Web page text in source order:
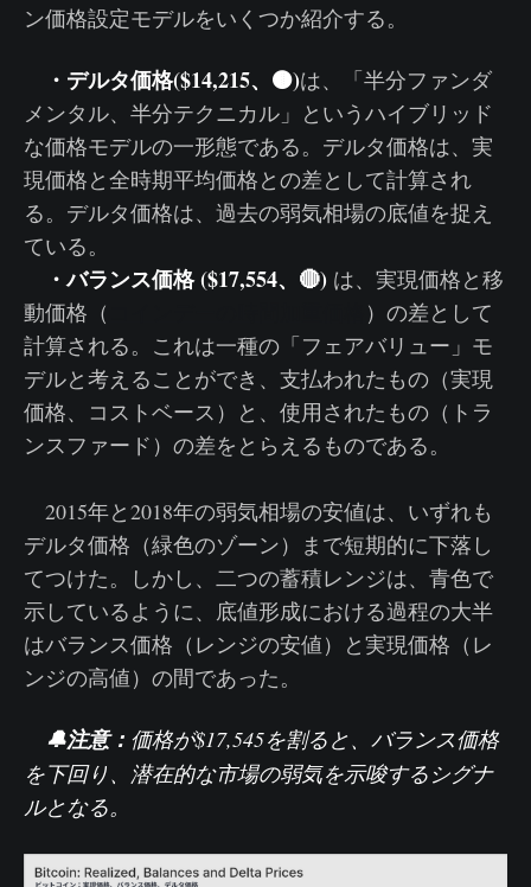
ン価格設定モデルをいくつか紹介する。
・デルタ価格($14,215、🟤)は、「半分ファンダ
メンタル、半分テクニカル」というハイブリッド
な価格モデルの一形態である。デルタ価格は、実
現価格と全時期平均価格との差として計算され
る。デルタ価格は、過去の弱気相場の底値を捉え
ている。
・バランス価格 ($17,554、🔴) は、実現価格と移
動価格（
）の差として
計算される。これは一種の「フェアバリュー」モ
デルと考えることができ、支払われたもの（実現
価格、コストベース）と、使用されたもの（トラ
ンスファード）の差をとらえるものである。
2015年と2018年の弱気相場の安値は、いずれも
デルタ価格（緑色のゾーン）まで短期的に下落し
てつけた。しかし、二つの蓄積レンジは、青色で
示しているように、底値形成における過程の大半
はバランス価格（レンジの安値）と実現価格（レ
ンジの高値）の間であった。
🔔注意： 価格が$17,545を割ると、バランス価格
を下回り、潜在的な市場の弱気を示唆するシグナ
ルとなる。